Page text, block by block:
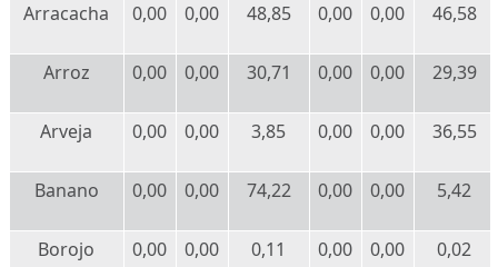
Arracacha 0,00 0,00 48,85 0,00 0,00 46,58
Arroz 0,00 0,00 30,71 0,00 0,00 29,39
Arveja 0,00 0,00 3,85 0,00 0,00 36,55
Banano 0,00 0,00 74,22 0,00 0,00 5,42
Borojo 0,00 0,00 0,11 0,00 0,00 0,02